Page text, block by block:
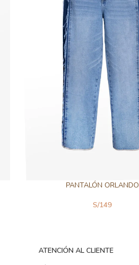
PANTALÓN ORLANDO
S/149
ATENCIÓN AL CLIENTE